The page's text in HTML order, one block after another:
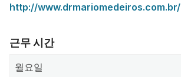
http://www.drmariomedeiros.com.br/
근무 시간
월요일